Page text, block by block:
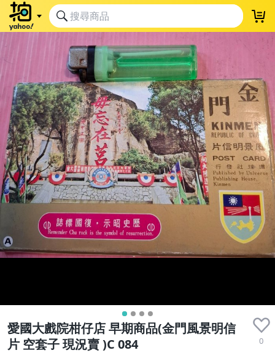
愛國大戲院柑仔店 早期商品(金門風景明信
片 空套子 現況賣 )C 084
0